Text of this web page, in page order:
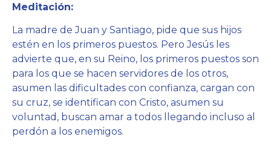
Meditación:
La madre de Juan y Santiago, pide que sus hijos
estén en los primeros puestos. Pero Jesús les
advierte que, en su Reino, los primeros puestos son
para los que se hacen servidores de los otros,
asumen las dificultades con confianza, cargan con
su cruz, se identifican con Cristo, asumen su
voluntad, buscan amar a todos llegando incluso al
perdón a los enemigos.